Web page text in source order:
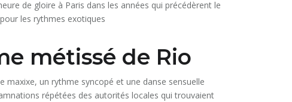
de gloire à Paris dans les années qui précédèrent le
les rythmes exotiques
métissé de Rio
maxixe, un rythme syncopé et une danse sensuelle
répétées des autorités locales qui trouvaient